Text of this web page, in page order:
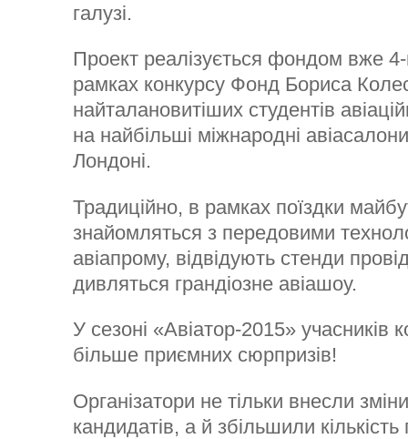
галузі.
Проект реалізується фондом вже 4-
рамках конкурсу Фонд Бориса
найталановитіших студентів
на найбільші міжнародні
Лондоні.
Традиційно, в рамках поїздки
знайомляться з передовими
авіапрому, відвідують стенди
дивляться грандіозне авіашоу.
У сезоні «Авіатор-2015» учасників
більше приємних сюрпризів!
Організатори не тільки внесли
кандидатів, а й збільшили